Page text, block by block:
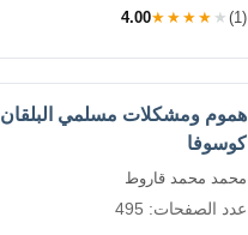
4.00★★★★★ (1)
هموم ومشكلات مسلمي البلقان
كوسوفا
محمد محمد قاروط
عدد الصفحات: 495